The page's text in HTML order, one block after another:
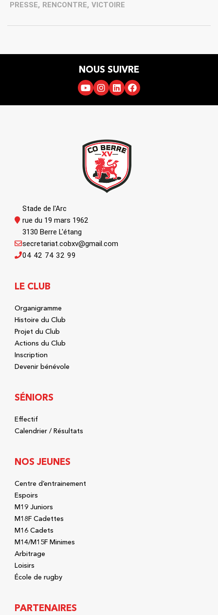
PRESSE, RENCONTRE, VICTOIRE
NOUS SUIVRE
Stade de l'Arc
rue du 19 mars 1962
3130 Berre L'étang
04 42 74 32 99
secretariat.cobxv@gmail.com
LE CLUB
Organigramme
Histoire du Club
Projet du Club
Actions du Club
Inscription
Devenir bénévole
SÉNIORS
Effectif
Calendrier / Résultats
NOS JEUNES
Centre d’entrainement
Espoirs
M19 Juniors
M18F Cadettes
M16 Cadets
M14/M15F Minimes
Arbitrage
Loisirs
École de rugby
PARTENAIRES